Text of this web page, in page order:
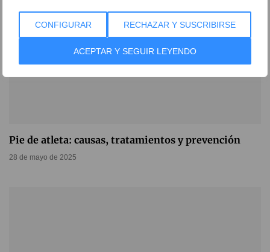
CONFIGURAR RECHAZAR Y SUSCRIBIRSE
ACEPTAR Y SEGUIR LEYENDO
Pie de atleta: causas, tratamientos y prevención
28 de mayo de 2025